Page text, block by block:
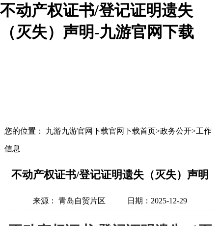
不动产权证书/登记证明遗失
（灭失）声明-九游官网下载
您的位置： 九游九游官网下载官网下载首页>政务公开>工作
信息
不动产权证书/登记证明遗失（灭失）声明
来源： 青岛自贸片区 日期：2025-12-29